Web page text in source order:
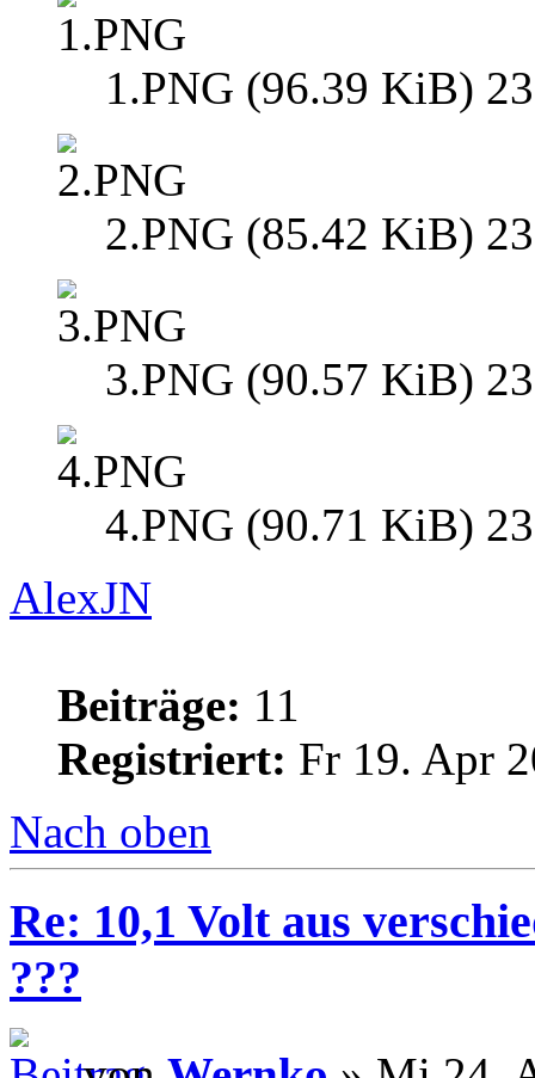
1.PNG (96.39 KiB)
2.PNG (85.42 KiB)
3.PNG (90.57 KiB)
4.PNG (90.71 KiB)
AlexJN
Beiträge: 11
Registriert: Fr 19. Apr
Nach oben
Re: 10,1 Volt aus
???